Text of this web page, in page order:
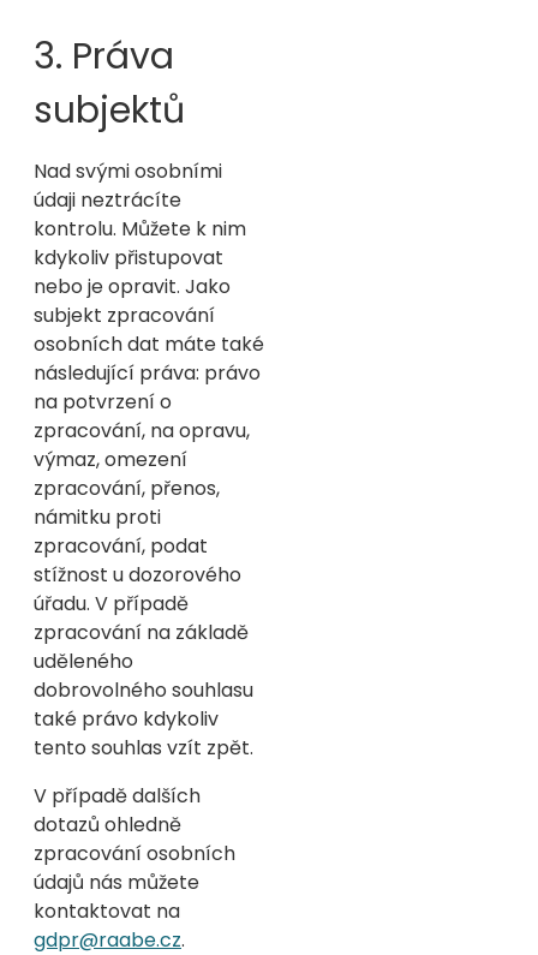
3. Práva
subjektů
Nad svými osobními
údaji neztrácíte
kontrolu. Můžete k nim
kdykoliv přistupovat
nebo je opravit. Jako
subjekt zpracování
osobních dat máte také
následující práva: právo
na potvrzení o
zpracování, na opravu,
výmaz, omezení
zpracování, přenos,
námitku proti
zpracování, podat
stížnost u dozorového
úřadu. V případě
zpracování na základě
uděleného
dobrovolného souhlasu
také právo kdykoliv
tento souhlas vzít zpět.
V případě dalších
dotazů ohledně
zpracování osobních
údajů nás můžete
kontaktovat na
gdpr@raabe.cz.